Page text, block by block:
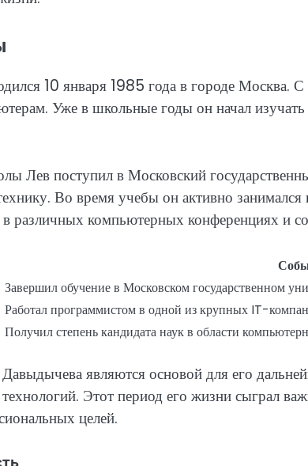
10 января 1985 года в городе Москва. С
Уже в школьные годы он начал
Лев поступил в Московский
Во время учебы он активно занимался
различных компьютерных конференциях и
Завершил обучение в Московском государственном
Работал программистом в одной из крупных IT-
Получил степень кандидата наук в области
являются основой для его
Этот период его жизни сыграл
целей.